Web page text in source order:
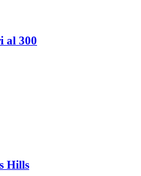
al 300
Hills